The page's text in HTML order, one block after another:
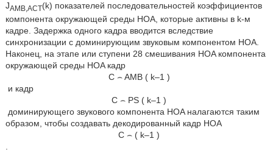
JAMB,ACT(k) показателей последовательностей коэффициентов
компонента окружающей среды HOA, которые активны в k-м
кадре. Задержка одного кадра вводится вследствие
синхронизации с доминирующим звуковым компонентом HOA.
Наконец, на этапе или ступени 28 смешивания HOA компонента
окружающей среды HOA кадр
C ⌢AMB ( k–1 )
и кадр
C ⌢ PS ( k–1 )
доминирующего звукового компонента HOA налагаются таким
образом, чтобы создавать декодированный кадр HOA
C ⌢ ( k–1 )